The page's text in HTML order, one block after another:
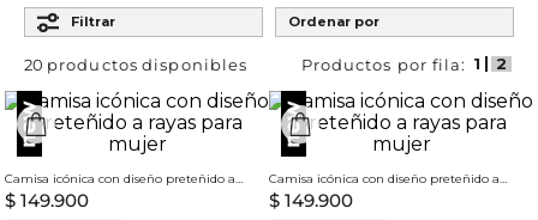
Filtrar Ordenar por
20 productos
Camisa icónica con diseño preteñido a rayas para mujer
$ 149.900
Camisa icónica con diseño preteñido a rayas para mujer
$ 149.900